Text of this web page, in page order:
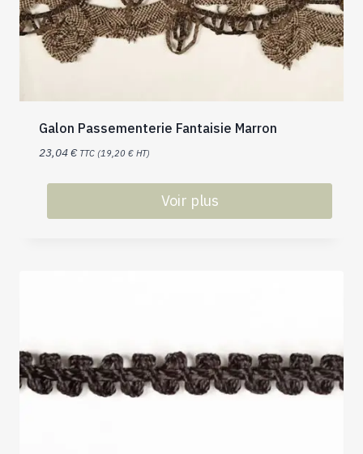
Galon Passementerie Fantaisie Marron
23,04€ TTC (19,20 € HT)
Voir plus